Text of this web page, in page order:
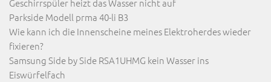
Geschirrspüler heizt das Wasser nicht auf
Parkside Modell prma 40-li B3
Wie kann ich die Innenscheine meines Elektroherdes wieder
fixieren?
Samsung Side by Side RSA1UHMG kein Wasser ins
Eiswürfelfach